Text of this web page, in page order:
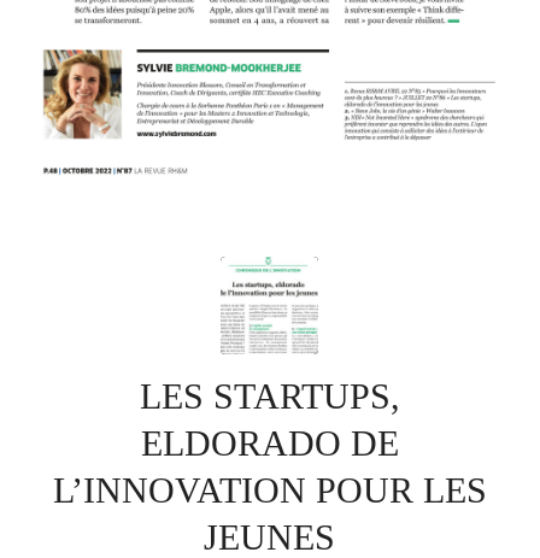
LES STARTUPS,
ELDORADO DE
L’INNOVATION POUR LES
JEUNES